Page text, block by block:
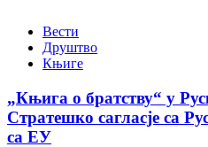
Вести
Друштво
Књиге
„Књига о братству“ у
Стратешко сагласје са
са ЕУ